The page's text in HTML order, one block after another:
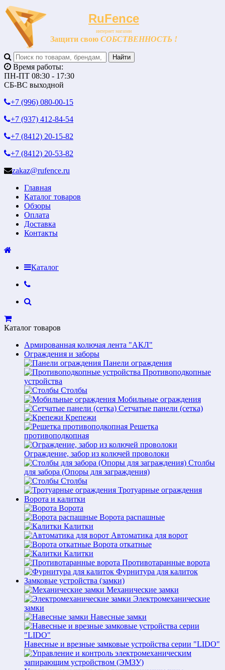
RuFence
интернет магазин
Защити свою СОБСТВЕННОСТЬ !
Время работы:
ПН-ПТ 08:30 - 17:30
СБ-ВС выходной
+7 (996) 080-00-15
+7 (937) 412-84-54
+7 (8412) 20-15-82
+7 (8412) 20-53-82
zakaz@rufence.ru
Главная
Каталог товаров
Обзоры
Оплата
Доставка
Контакты
Каталог
Каталог товаров
Армированная колючая лента "АКЛ"
Ограждения и заборы
Панели ограждения
Противоподкопные
устройства
Столбы
Мобильные ограждения
Сетчатые панели (сетка)
Крепежи
Решетка
противоподкопная
Ограждение, забор из колючей проволоки
Столбы
для забора (Опоры для заграждения)
Столбы
Тротуарные ограждения
Ворота и калитки
Ворота
Ворота распашные
Калитки
Автоматика для ворот
Ворота откатные
Калитки
Противотаранные ворота
Фурнитура для калиток
Замковые устройства (замки)
Механические замки
Электромеханические
замки
Навесные замки
Навесные и врезные замковые устройства серии "LIDO"